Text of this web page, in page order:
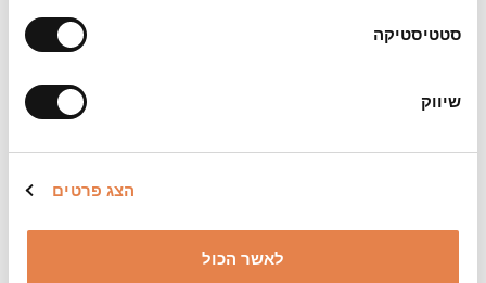
סטטיסטיקה
שיווק
הצג פרטים
לאשר הכול
ביטול כרטיסים יתאפשר עד 72 שעות לפני המופע לכל